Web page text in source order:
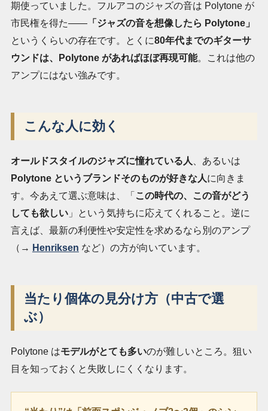
期使っていました。フルアコのジャズの音は Polytone が
市民権を得た――「ジャズの音を想像したら Polytone」
というくらいの存在です。とくに80年代までのギターサ
ウンドは、Polytone があればほぼ再現可能。これは他の
アンプにはない強みです。
こんな人に効く
オールドスタイルのジャズに憧れている人
、あるいは
Polytone というブランドそのものが好きな人に向きま
す。今あえて選ぶ意味は、「 この時代の、この音がどう
しても欲しい」という気持ちに応えてくれること。逆に
言えば、最新の利便性や安定性を求めるなら別のアンプ
（→ Henriksen など）の方が向いています。
当たり個体の見分け方（中古で選
ぶ）
Polytone はモデルがとても多いのが難しいところ。狙い
目を知っておくと失敗しにくくなります。